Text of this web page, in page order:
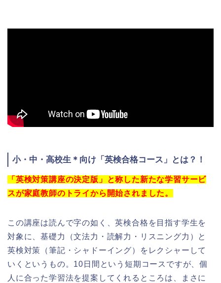
小・中・高校生＊向け「英検合格コース」とは？！
「英検対策講座の決定版」と称した新たな学習サービ
スが家庭教師のトライから開始されました。
この講座は読んで字の如く、英検合格を目指す学生を
対象に、基礎力（文法力・読解力・リスニング力）と
英検対策（筆記・シャドーイング）をレクシャーして
いくというもの。10日間という短期コースですが、個
人に合った学習法を提案してくれるところは、まさに